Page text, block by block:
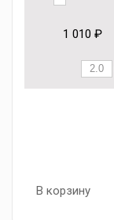
1 010 ₽
В корзину